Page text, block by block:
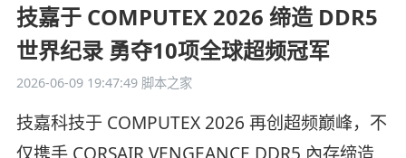
技嘉于 COMPUTEX 2026 缔造 DDR5
世界纪录 勇夺10项全球超频冠军
2026-06-09 19:47:49脚本之家
技嘉科技于 COMPUTEX 2026 再创超频巅峰，不
仅携手 CORSAIR VENGEANCE DDR5 內存缔造